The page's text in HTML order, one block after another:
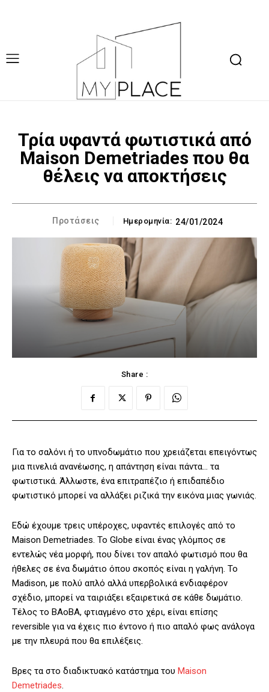
Τρία υφαντά φωτιστικά από
Maison Demetriades που θα
θέλεις να αποκτήσεις
Προτάσεις Ημερομηνία: 24/01/2024
Share :
Για το σαλόνι ή το υπνοδωμάτιο που χρειάζεται επειγόντως
μια πινελιά ανανέωσης, η απάντηση είναι πάντα… τα
φωτιστικά. Άλλωστε, ένα επιτραπέζιο ή επιδαπέδιο
φωτιστικό μπορεί να αλλάξει ριζικά την εικόνα μιας γωνιάς.
Εδώ έχουμε τρεις υπέροχες, υφαντές επιλογές από το
Maison Demetriades. Το Globe είναι ένας γλόμπος σε
εντελώς νέα μορφή, που δίνει τον απαλό φωτισμό που θα
ήθελες σε ένα δωμάτιο όπου σκοπός είναι η γαλήνη. Το
Madison, με πολύ απλό αλλά υπερβολικά ενδιαφέρον
σχέδιο, μπορεί να ταιριάξει εξαιρετικά σε κάθε δωμάτιο.
Τέλος το BAoBA, φτιαγμένο στο χέρι, είναι επίσης
reversible για να έχεις πιο έντονο ή πιο απαλό φως ανάλογα
με την πλευρά που θα επιλέξεις.
Βρες τα στο διαδικτυακό κατάστημα του Maison
Demetriades.